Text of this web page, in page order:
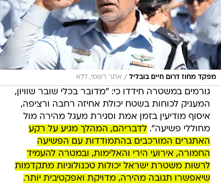
מפקד מחוז דרום חיים בובליל / אתר רשמי, ללא
גורמים במשטרה חידדו כי: "מדובר בכלי שובר שוויון,
המעניק לכוחות בשטח יכולת אחיזה רחבה ורציפה,
איסוף מודיעין בזמן אמת וסגירת מעגל מהירה מול
מחוללי פשיעה".לדבריהם, המהלך מגיע על רקע
האתגרים המורכבים בהתמודדות עם הפשיעה
החמורה, אירועי הירי והאלימות, ובמטרה להעמיד
לרשות משטרת ישראל יכולות טכנולוגיות מתקדמות
שיאפשרו תגובה מהירה, מדויקת ואפקטיבית יותר.